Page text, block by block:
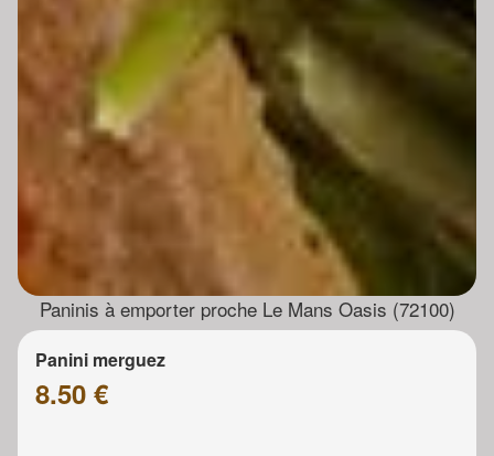
Paninis à emporter proche Le Mans Oasis (72100)
Panini merguez
8.50 €